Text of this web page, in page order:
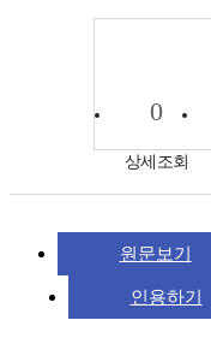
0
상세조회
원문보기
인용하기